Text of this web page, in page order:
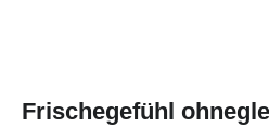
Frischegefühl